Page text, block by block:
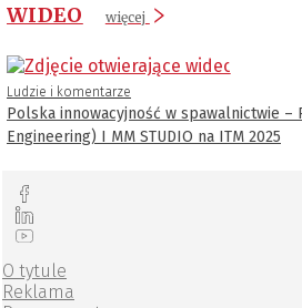
WIDEO więcej
Ludzie i komentarze
Polska innowacyjność w spawalnictwie –
Engineering) I MM STUDIO na ITM 2025
O tytule
Reklama